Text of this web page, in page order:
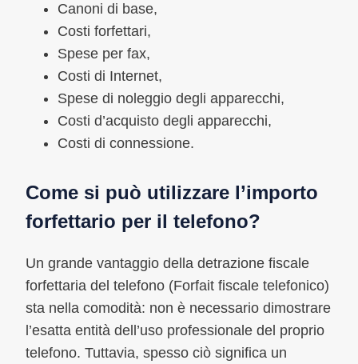
Canoni di base,
Costi forfettari,
Spese per fax,
Costi di Internet,
Spese di noleggio degli apparecchi,
Costi d’acquisto degli apparecchi,
Costi di connessione.
Come si può utilizzare l’importo
forfettario per il telefono?
Un grande vantaggio della detrazione fiscale
forfettaria del telefono (Forfait fiscale telefonico)
sta nella comodità: non è necessario dimostrare
l’esatta entità dell’uso professionale del proprio
telefono. Tuttavia, spesso ciò significa un